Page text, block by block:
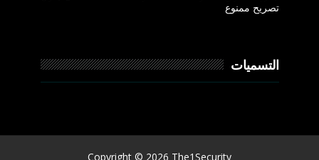
تصريح ممنوع
التسميات
Copyright © 2026 The1Security